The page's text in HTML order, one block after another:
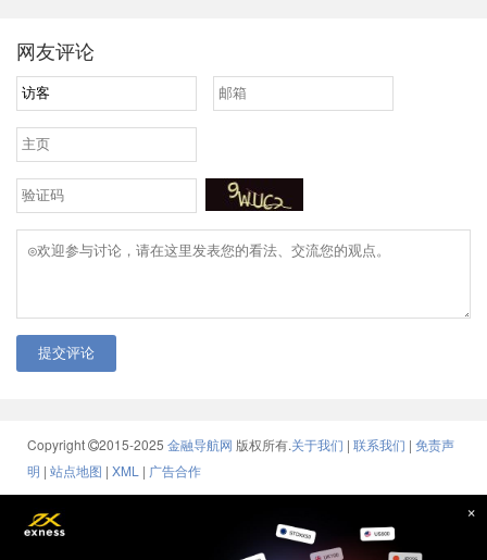
网友评论
提交评论
Copyright 2015-2025 金融导航网 版权所有.关于我们 | 联系我们 | 免责声
明 | 站点地图 | XML | 广告合作
×